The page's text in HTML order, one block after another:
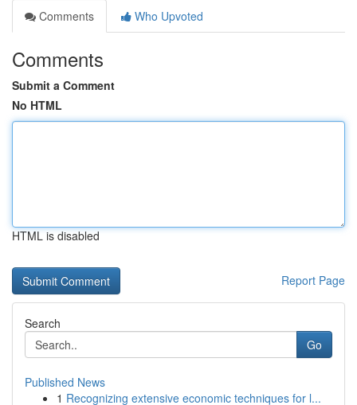
Comments
Who Upvoted
Comments
Submit a Comment
No HTML
HTML is disabled
Report Page
Search
Go
Published News
1 Recognizing extensive economic techniques for l...